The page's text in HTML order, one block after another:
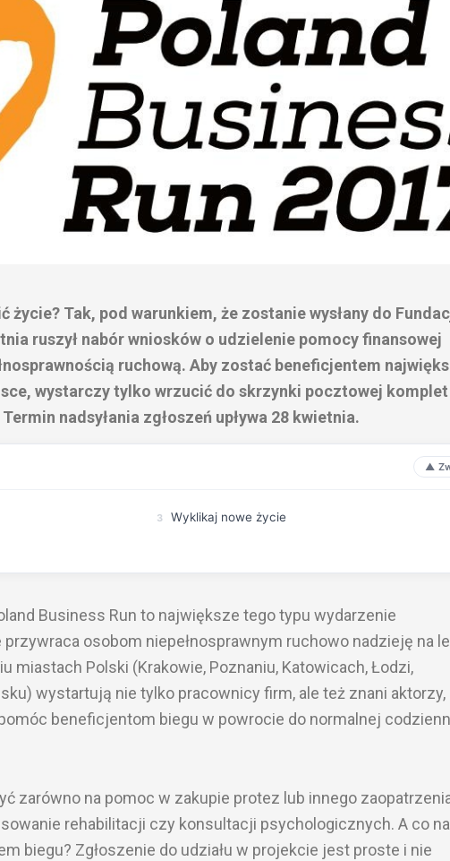
życie? Tak, pod warunkiem, że zostanie wysłany do
ruszył nabór wniosków o udzielenie pomocy finansowej
ruchową. Aby zostać beneficjentem
wystarczy tylko wrzucić do skrzynki pocztowej komplet
nadsyłania zgłoszeń upływa 28 kwietnia.
Wyklikaj nowe życie
Business Run to największe tego typu wydarzenie
osobom niepełnosprawnym ruchowo nadzieję na
miastach Polski (Krakowie, Poznaniu, Katowicach, Łodzi,
wystartują nie tylko pracownicy firm, ale też znani aktorzy,
beneficjentom biegu w powrocie do normalnej
zarówno na pomoc w zakupie protez lub innego
rehabilitacji czy konsultacji psychologicznych. A co
biegu? Zgłoszenie do udziału w projekcie jest proste i nie